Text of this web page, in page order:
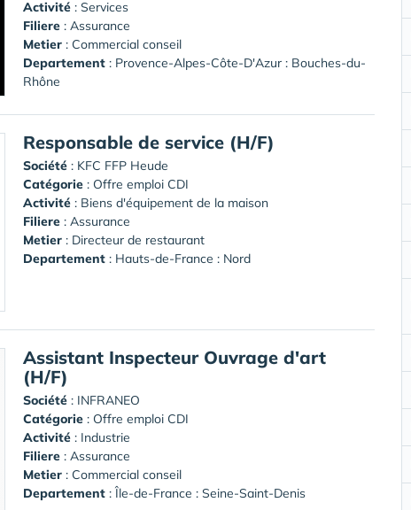
Activité : Services
Filiere : Assurance
Metier : Commercial conseil
Departement : Provence-Alpes-Côte-D'Azur : Bouches-du-
Rhône
Responsable de service (H/F)
Société : KFC FFP Heude
Catégorie : Offre emploi CDI
Activité : Biens d'équipement de la maison
Filiere : Assurance
Metier : Directeur de restaurant
Departement : Hauts-de-France : Nord
Assistant Inspecteur Ouvrage d'art
(H/F)
Société : INFRANEO
Catégorie : Offre emploi CDI
Activité : Industrie
Filiere : Assurance
Metier : Commercial conseil
Departement : Île-de-France : Seine-Saint-Denis